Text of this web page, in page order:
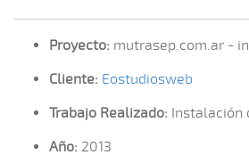
Proyecto: mutrasep.com.ar -
Cliente: Eostudiosweb
Trabajo Realizado: Instalación
Año: 2013